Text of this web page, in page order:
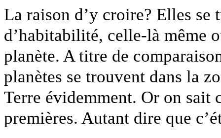
La raison d’y croire? Elles se
d’habitabilité, celle-là même
planète. A titre de
planètes se trouvent dans la
Terre évidemment. Or on sait
premières. Autant dire que